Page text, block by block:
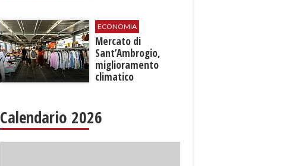
ECONOMIA
Mercato di
Sant’Ambrogio,
miglioramento
climatico
Calendario 2026